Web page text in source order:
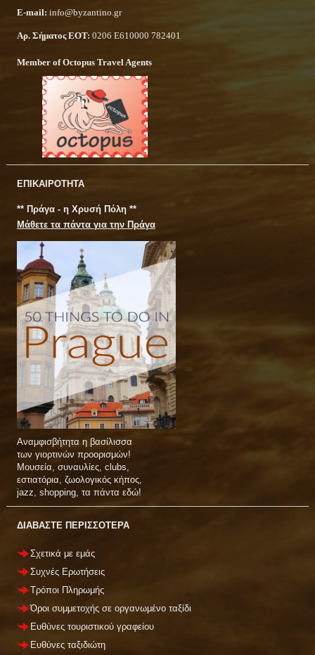
E-mail: info@byzantino.gr
Αρ. Σήματος ΕΟΤ: 0206 Ε610000 782401
Member of Octopus Travel Agents
ΕΠΙΚΑΙΡΟΤΗΤΑ
** Πράγα - η Χρυσή Πόλη **
Μάθετε τα πάντα για την Πράγα
Αναμφισβήτητα η βασίλισσα
των γιορτινών προορισμών!
Μουσεία, συναυλίες, clubs,
εστιατόρια, ζωολογικός κήπος,
jazz, shopping, τα πάντα εδώ!
ΔΙΑΒΑΣΤΕ ΠΕΡΙΣΣΟΤΕΡΑ
Σχετικά με εμάς
Συχνές Ερωτήσεις
Τρόποι Πληρωμής
Όροι συμμετοχής σε οργανωμένο ταξίδι
Ευθύνες τουριστικού γραφείου
Ευθύνες ταξιδιώτη